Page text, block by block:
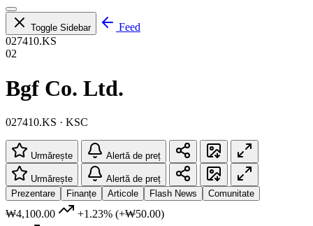
Toggle Sidebar
Feed
027410.KS
02
Bgf Co. Ltd.
027410.KS · KSC
Urmărește Alertă de preț
Urmărește
Alertă de preț
Prezentare
Finanțe Articole Flash News Comunitate
₩4,100.00 +1.23% (+₩50.00)